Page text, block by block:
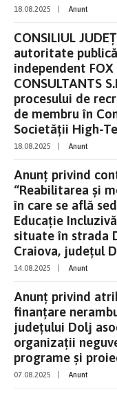
18.08.2025 Anunt
CONSILIUL
autoritate
independent FOX
CONSULTANTS
procesului de
de membru în
Societății High-
18.08.2025 Anunt
Anunț privind
“Reabilitarea și
în care se află
Educație
situate în strada
Craiova, județul
14.08.2025 Anunt
Anunț privind
finanțare
județului Dolj
organizații
programe și
07.08.2025 Anunt